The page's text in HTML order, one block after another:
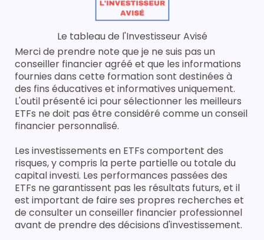
Le tableau de l'Investisseur Avisé
Merci de prendre note que je ne suis pas un
conseiller financier agréé et que les informations
fournies dans cette formation sont destinées à
des fins éducatives et informatives uniquement.
L'outil présenté ici pour sélectionner les meilleurs
ETFs ne doit pas être considéré comme un conseil
financier personnalisé.
Les investissements en ETFs comportent des
risques, y compris la perte partielle ou totale du
capital investi. Les performances passées des
ETFs ne garantissent pas les résultats futurs, et il
est important de faire ses propres recherches et
de consulter un conseiller financier professionnel
avant de prendre des décisions d'investissement.